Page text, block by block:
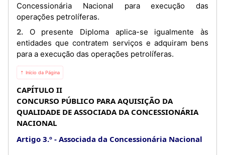
Concessionária Nacional para execução das
operações petrolíferas.
2. O presente Diploma aplica-se igualmente às
entidades que contratem serviços e adquiram bens
para a execução das operações petrolíferas.
⇡ Início da Página
CAPÍTULO II
CONCURSO PÚBLICO PARA AQUISIÇÃO DA
QUALIDADE DE ASSOCIADA DA CONCESSIONÁRIA
NACIONAL
Artigo 3.º
Associada da Concessionária Nacional